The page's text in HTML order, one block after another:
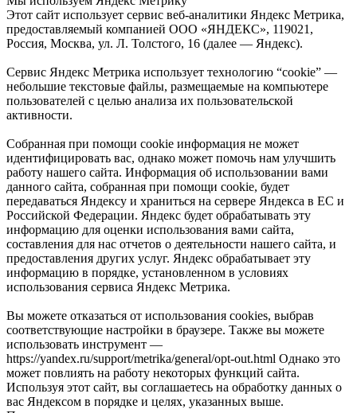
Этот сайт использует сервис веб-аналитики Яндекс Метрика,
предоставляемый компанией ООО «ЯНДЕКС», 119021,
Россия, Москва, ул. Л. Толстого, 16 (далее — Яндекс).
Сервис Яндекс Метрика использует технологию “cookie” —
небольшие текстовые файлы, размещаемые на компьютере
пользователей с целью анализа их пользовательской
активности.
Собранная при помощи cookie информация не может
идентифицировать вас, однако может помочь нам улучшить
работу нашего сайта. Информация об использовании вами
данного сайта, собранная при помощи cookie, будет
передаваться Яндексу и храниться на сервере Яндекса в ЕС и
Российской Федерации. Яндекс будет обрабатывать эту
информацию для оценки использования вами сайта,
составления для нас отчетов о деятельности нашего сайта, и
предоставления других услуг. Яндекс обрабатывает эту
информацию в порядке, установленном в условиях
использования сервиса Яндекс Метрика.
Вы можете отказаться от использования cookies, выбрав
соответствующие настройки в браузере. Также вы можете
использовать инструмент —
https://yandex.ru/support/metrika/general/opt-out.html Однако это
может повлиять на работу некоторых функций сайта.
Используя этот сайт, вы соглашаетесь на обработку данных о
вас Яндексом в порядке и целях, указанных выше.